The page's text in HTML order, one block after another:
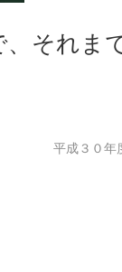
、それま
平成３０年